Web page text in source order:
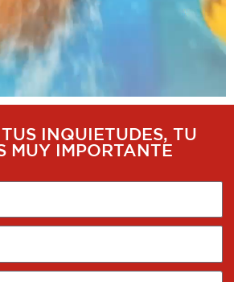
INQUIETUDES, TU
MUY IMPORTANTE